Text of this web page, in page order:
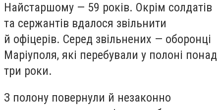
Найстаршому — 59 років. Окрім солдатів
та сержантів вдалося звільнити
й офіцерів. Серед звільнених — оборонці
Маріуполя, які перебували у полоні понад
три роки.
З полону повернули й незаконно